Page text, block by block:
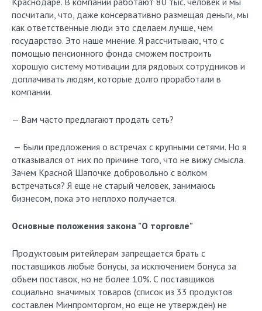
посчитали, что, даже консервативно размещая деньги, мы
как ответственные люди это сделаем лучше, чем
государство. Это наше мнение. Я рассчитываю, что с
помощью пенсионного фонда сможем построить
хорошую систему мотивации для рядовых сотрудников и
доплачивать людям, которые долго проработали в
компании.
— Вам часто предлагают продать сеть?
— Были предложения о встречах с крупными сетями. Но я
отказывался от них по причине того, что не вижу смысла.
Зачем Красной Шапочке добровольно с волком
встречаться? Я еще не старый человек, занимаюсь
бизнесом, пока это неплохо получается.
Основные положения закона "О торговле"
Продуктовым ритейлерам запрещается брать с
поставщиков любые бонусы, за исключением бонуса за
объем поставок, но не более 10%. С поставщиков
социально значимых товаров (список из 33 продуктов
составлен Минпромторгом, но еще не утвержден) не